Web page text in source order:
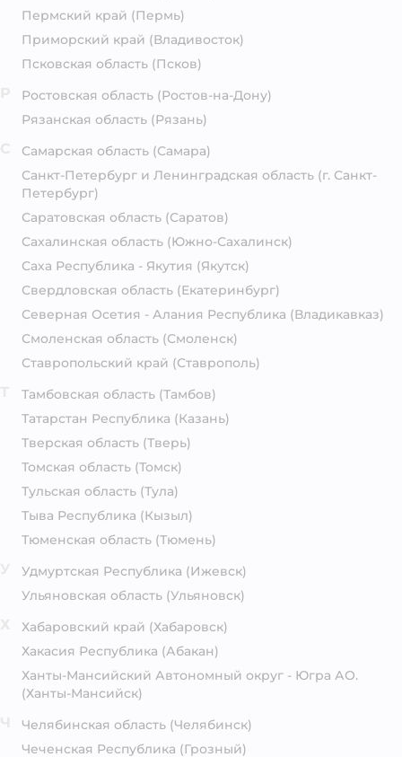
Пермский край (Пермь)
Приморский край (Владивосток)
Псковская область (Псков)
Ростовская область (Ростов-на-Дону)
Рязанская область (Рязань)
Самарская область (Самара)
Санкт-Петербург и Ленинградская область (г. Санкт-
Петербург)
Саратовская область (Саратов)
Сахалинская область (Южно-Сахалинск)
Саха Республика - Якутия (Якутск)
Свердловская область (Екатеринбург)
Северная Осетия - Алания Республика (Владикавказ)
Смоленская область (Смоленск)
Ставропольский край (Ставрополь)
Тамбовская область (Тамбов)
Татарстан Республика (Казань)
Тверская область (Тверь)
Томская область (Томск)
Тульская область (Тула)
Тыва Республика (Кызыл)
Тюменская область (Тюмень)
Удмуртская Республика (Ижевск)
Ульяновская область (Ульяновск)
Хабаровский край (Хабаровск)
Хакасия Республика (Абакан)
Ханты-Мансийский Автономный округ - Югра АО.
(Ханты-Мансийск)
Челябинская область (Челябинск)
Чеченская Республика (Грозный)